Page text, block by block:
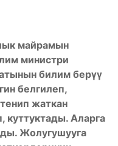
майрамын
министри
билим берүү
белгилеп,
жаткан
куттуктады. Аларга
Жолугушууга